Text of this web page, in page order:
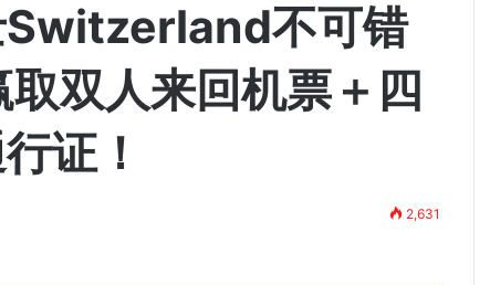
Switzerland不可错
双人来回机票＋四
证！
2,631